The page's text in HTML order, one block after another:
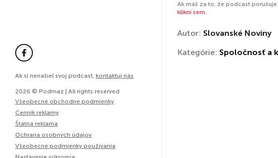
Ak si nenašiel svoj podcast, kontaktuj nás
2026 © Podmaz | All rights reserved
Všeobecné obchodné podmienky
Cenník reklamy
Štátna reklama
Ochrana osobných údajov
Všeobecné podmienky používania
Ak máš za to, že podcast
klikni sem.
Autor: Slovanské Noviny
Kategórie: Spoločnosť a